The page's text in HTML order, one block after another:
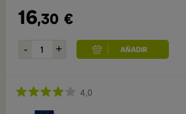
16,30 €
4,0